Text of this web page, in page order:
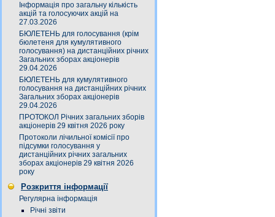
Інформація про загальну кількість
акцій та голосуючих акцій на
27.03.2026
БЮЛЕТЕНЬ для голосування (крім
бюлетеня для кумулятивного
голосування) на дистанційних річних
Загальних зборах акціонерів
29.04.2026
БЮЛЕТЕНЬ для кумулятивного
голосування на дистанційних річних
Загальних зборах акціонерів
29.04.2026
ПРОТОКОЛ Річних загальних зборів
акціонерів 29 квітня 2026 року
Протоколи лічильної комісії про
підсумки голосування у
дистанційних річних загальних
зборах акціонерів 29 квітня 2026
року
Розкриття інформації
Регулярна інформація
Річні звіти